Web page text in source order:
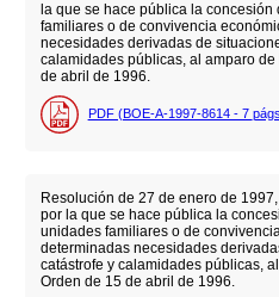
la que se hace pública la
familiares o de convivencia
necesidades derivadas de
calamidades públicas, al amparo
de abril de 1996.
PDF (BOE-A-1997-8614 - 7 págs.
Resolución de 27 de enero de
por la que se hace pública la
unidades familiares o de
determinadas necesidades
catástrofe y calamidades públicas,
Orden de 15 de abril de 1996.